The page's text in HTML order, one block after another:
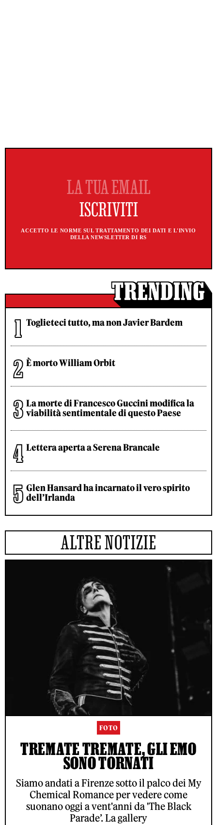
ACCETTO LE NORME SUL TRATTAMENTO DEI DATI E L'INVIO
DELLA NEWSLETTER DI RS
Toglieteci tutto, ma non Javier Bardem
È morto William Orbit
La morte di Francesco Guccini modifica la
viabilità sentimentale di questo Paese
Lettera aperta a Serena Brancale
Glen Hansard ha incarnato il vero spirito
dell’Irlanda
ALTRE NOTIZIE
FOTO
TREMATE TREMATE, GLI EMO
SONO TORNATI
Siamo andati a Firenze sotto il palco dei My
Chemical Romance per vedere come
suonano oggi a vent'anni da 'The Black
Parade’. La gallery